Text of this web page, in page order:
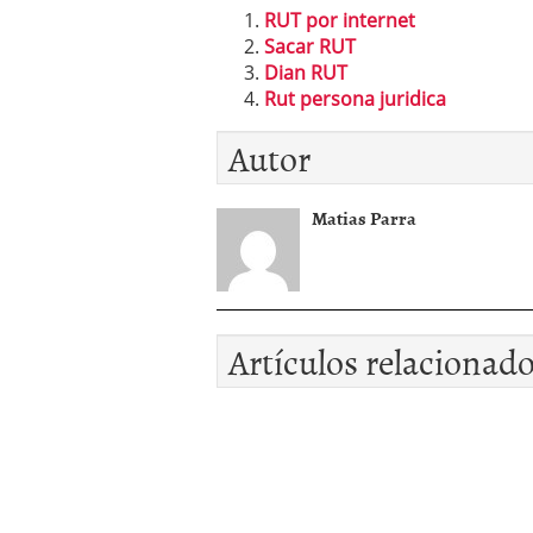
RUT por internet
Sacar RUT
Dian RUT
Rut persona juridica
Autor
Matias Parra
Artículos